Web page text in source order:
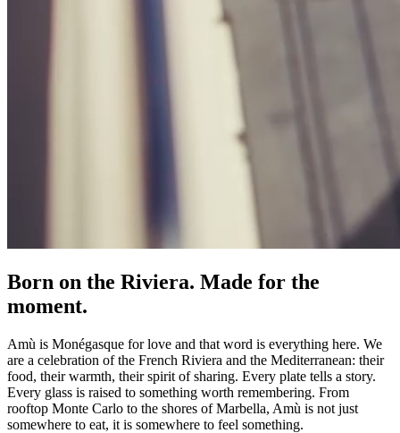
Born on the Riviera. Made for the
moment.​​​​‌ ‍ ​‍​‍‌‍ ‌ ​‍‌‍‍‌‌‍‌ ‌‍‍‌‌‍ ‍​‍​‍​ ‍‍​‍​‍‌ ​ ‌‍​‌‌‍ ‍‌‍‍‌‌ ‌​‌ ‍‌​‍ ‍‌‍‍‌‌‍ ​‍​‍​‍ ​​‍​‍‌‍‍​‌ ​‍‌‍‌‌‌‍‌‍​‍​‍​ ‍‍​‍​‍‌‍‍​‌ ‌​‌ ‌​‌ ​​‌ ​ ​ ‍‍​‍ ​‍ ‌‍ ​​‍ ‌‌‍​‌‌‍ ‍‌‍‌​​‍ ‌‌ ​‍​‍ ‌‌‍‍​‌‍ ‌ ‌​‌‍‌‌‌‍ ​‌ ​ ​‍ ‌‌ ​ ‌ ‌​‌ ‌‌‌‍‌​‌‍‍‌‌‍ ​‍ ‍‌ ‌‍‌‍‌‌‌ ​‍‌‍​ ‌‍‌‌‌‍ ​​‍ ‍‌‍​‌‌ ​​‌ ​​​‍ ‌‍‍‌‌‍ ‍‌ ‌​‌‍‌‌‌‍ ‍‌ ‌​​‍ ‌‍‌‌‌‍‌​‌‍‍‌‌ ‌​​‍ ‌‍ ‌‌‍ ‌‍‌​‌‍‌‌​ ‌‌ ​​‌ ​‍‌‍‌‌‌ ​ ‌‍‌‌‌‍ ‍‌ ‌​‌‍​‌‌ ‌​‌‍‍‌‌‍ ‌‍ ‍​ ‍ ‌‍‍‌‌‍‌​​ ‌‌‍‍​‌‍ ‌ ‌​‌‍‌‌‌‍ ​‌‌​ ‌‍‍‌‌ ‌​‌‍‌‌‌​‍​‌‍ ‌‍ ‌‌‍‌‌‌‌​​‌‍​‌‌‍‌ ‌‍‌‌​‍ ‌‌‍​ ​ ‍​‌‍‌‍‌‍‌​​ ‌ ​ ​​​ ​‌​ ​ ​‍ ‌​ ​‌​ ‌ ​ ​​​ ‌ ​‍ ‌​ ‌​‌‍‌​‌‍‌‌​ ‌‌​‍ ‌‌‍​‌​ ​​‌‍‌‍‌‍​‌​‍ ‌​ ​‌‌‍‌‍​ ‌‌​ ‌‌‌‍​ ​ ​​​ ‌ ​ ​‍‌‍​ ​ ​​​ ‌​‌‍‌‌​ ‍ ‌ ‌​‌ ‍‌‌ ​​‌‍‌‌​ ‌‌‍‍​‌‍ ‌ ‌​‌‍‌‌‌‍ ​‌‌​ ‌‍‍‌‌ ‌​‌‍‌‌‌​‍​‌‍ ‌‍ ‌‌‍‌‌‌‌​​‌‍​‌‌‍‌ ‌‍‌‌​ ‍ ‌ ​​‌‍​‌‌ ‌​‌‍‍​​ ‌‌ ​​‌‍​‌‌‍‌ ‌‍‌‌‌​​‍‌ ‌‌‌‍‍‌‌‍ ​‌‍‌​‌‍‌‌‌ ​‍​‍‌‌​ ‌‌‌​​‍‌‌ ‌‍‍ ‌‍‌‌‌ ‍‌​‍‌‌​ ​ ‌​‌​​‍‌‌​ ​ ‌​‌​​‍‌‌​ ​‍​ ​‍‌‍​‍​ ​ ​ ‌‍‌‍​‌‌‍‌​​ ​‍​ ‌‌​ ​ ​ ​‌‌‍‌‍​ ‌​‌‍​ ​‍‌‌​ ​‍​ ​‍​‍‌‌​ ‌‌‌​‌​​‍ ‍‌‍‍​‌‍‌‌‌‍​‌‌‍‌​‌‍‍‌‌‍ ‍‌‍‌ ​ ‌‍​‍‌‍​‌‌ ​ ‌‍‌‌‌‌‌‌‌ ​‍‌‍ ​​ ‌‌‍‍​‌ ‌​‌ ‌​‌ ​​‌ ​ ​‍‌‌​ ​ ‌​​‌​‍‌‌​ ​‍‌​‌‍​‍‌‌​ ​‍‌​‌‍‌‍ ​​‍ ‌‌‍​‌‌‍ ‍‌‍‌​​‍ ‌‌ ​‍​‍ ‌‌‍‍​‌‍ ‌ ‌​‌‍‌‌‌‍ ​‌ ​ ​‍ ‌‌ ​ ‌ ‌​‌ ‌‌‌‍‌​‌‍‍‌‌‍ ​‍ ‍‌ ‌‍‌‍‌‌‌ ​‍‌‍​ ‌‍‌‌‌‍ ​​‍ ‍‌‍​‌‌ ​​‌ ​​​‍‌‍‌‍‍‌‌‍‌​​ ‌‌‍‍​‌‍ ‌ ‌​‌‍‌‌‌‍ ​‌‌​ ‌‍‍‌‌ ‌​‌‍‌‌‌​‍​‌‍ ‌‍ ‌‌‍‌‌‌‌​​‌‍​‌‌‍‌ ‌‍‌‌​‍ ‌‌‍​ ​ ‍​‌‍‌‍‌‍‌​​ ‌ ​ ​​​ ​‌​ ​ ​‍ ‌​ ​‌​ ‌ ​ ​​​ ‌ ​‍ ‌​ ‌​‌‍‌​‌‍‌‌​ ‌‌​‍ ‌‌‍​‌​ ​​‌‍‌‍‌‍​‌​‍ ‌​ ​‌‌‍‌‍​ ‌‌​ ‌‌‌‍​ ​ ​​​ ‌ ​ ​‍‌‍​ ​ ​​​ ‌​‌‍‌‌​‍‌‍‌ ‌​‌ ‍‌‌ ​​‌‍‌‌​ ‌‌‍‍​‌‍ ‌ ‌​‌‍‌‌‌‍ ​‌‌​ ‌‍‍‌‌ ‌​‌‍‌‌‌​‍​‌‍ ‌‍ ‌‌‍‌‌‌‌​​‌‍​‌‌‍‌ ‌‍‌‌​‍‌‍‌ ​​‌‍​‌‌ ‌​‌‍‍​​ ‌‌ ​​‌‍​‌‌‍‌ ‌‍‌‌‌​​‍‌ ‌‌‌‍‍‌‌‍ ​‌‍‌​‌‍‌‌‌ ​‍​‍‌‌​ ‌‌‌​​‍‌‌ ‌‍‍ ‌‍‌‌‌ ‍‌​‍‌‌​ ​ ‌​‌​​‍‌‌​ ​ ‌​‌​​‍‌‌​ ​‍​ ​‍‌‍​‍​ ​ ​ ‌‍‌‍​‌‌‍‌​​ ​‍​ ‌‌​ ​ ​ ​‌‌‍‌‍​ ‌​‌‍​ ​‍‌‌​ ​‍​ ​‍​‍‌‌​ ‌‌‌​‌​​‍ ‍‌‍‍​‌‍‌‌‌‍​‌‌‍‌​‌‍‍‌‌‍ ‍‌‍‌ ​‍‌‍‌ ​​‌‍‌‌‌ ​‍‌ ​ ‌ ​​‌‍‌‌‌‍​ ‌ ‌​‌‍‍‌‌ ‌‍‌‍‌‌​ ‌‌ ​​‌ ‌‌‌‍​‍‌‍ ​‌‍‍‌‌ ​ ‌‍‍​‌‍‌‌‌‍‌​​‍​‍‌ ‌
Amù is Monégasque for love and that word is everything here. We
are a celebration of the French Riviera and the Mediterranean: their
food, their warmth, their spirit of sharing. Every plate tells a story.
Every glass is raised to something worth remembering. From
rooftop Monte Carlo to the shores of Marbella, Amù is not just
somewhere to eat, it is somewhere to feel something.​​​​‌ ‍ ​‍​‍‌‍ ‌ ​‍‌‍‍‌‌‍‌ ‌‍‍‌‌‍ ‍​‍​‍​ ‍‍​‍​‍‌ ​ ‌‍​‌‌‍ ‍‌‍‍‌‌ ‌​‌ ‍‌​‍ ‍‌‍‍‌‌‍ ​‍​‍​‍ ​​‍​‍‌‍‍​‌ ​‍‌‍‌‌‌‍‌‍​‍​‍​ ‍‍​‍​‍‌‍‍​‌ ‌​‌ ‌​‌ ​​‌ ​ ​ ‍‍​‍ ​‍ ‌‍ ​​‍ ‌‌‍​‌‌‍ ‍‌‍‌​​‍ ‌‌ ​‍​‍ ‌‌‍‍​‌‍ ‌ ‌​‌‍‌‌‌‍ ​‌ ​ ​‍ ‌‌ ​ ‌ ‌​‌ ‌‌‌‍‌​‌‍‍‌‌‍ ​‍ ‍‌ ‌‍‌‍‌‌‌ ​‍‌‍​ ‌‍‌‌‌‍ ​​‍ ‍‌‍​‌‌ ​​‌ ​​​‍ ‌‍‍‌‌‍ ‍‌ ‌​‌‍‌‌‌‍ ‍‌ ‌​​‍ ‌‍‌‌‌‍‌​‌‍‍‌‌ ‌​​‍ ‌‍ ‌‌‍ ‌‍‌​‌‍‌‌​ ‌‌ ​​‌ ​‍‌‍‌‌‌ ​ ‌‍‌‌‌‍ ‍‌ ‌​‌‍​‌‌ ‌​‌‍‍‌‌‍ ‌‍ ‍​ ‍ ‌‍‍‌‌‍‌​​ ‌‌‍‍​‌‍ ‌ ‌​‌‍‌‌‌‍ ​‌‌​ ‌‍‍‌‌ ‌​‌‍‌‌‌​‍​‌‍ ‌‍ ‌‌‍‌‌‌‌​​‌‍​‌‌‍‌ ‌‍‌‌​‍ ‌‌‍​ ​ ‍​‌‍‌‍‌‍‌​​ ‌ ​ ​​​ ​‌​ ​ ​‍ ‌​ ​‌​ ‌ ​ ​​​ ‌ ​‍ ‌​ ‌​‌‍‌​‌‍‌‌​ ‌‌​‍ ‌‌‍​‌​ ​​‌‍‌‍‌‍​‌​‍ ‌​ ​‌‌‍‌‍​ ‌‌​ ‌‌‌‍​ ​ ​​​ ‌ ​ ​‍‌‍​ ​ ​​​ ‌​‌‍‌‌​ ‍ ‌ ‌​‌ ‍‌‌ ​​‌‍‌‌​ ‌‌‍‍​‌‍ ‌ ‌​‌‍‌‌‌‍ ​‌‌​ ‌‍‍‌‌ ‌​‌‍‌‌‌​‍​‌‍ ‌‍ ‌‌‍‌‌‌‌​​‌‍​‌‌‍‌ ‌‍‌‌​ ‍ ‌ ​​‌‍​‌‌ ‌​‌‍‍​​ ‌‌ ​​‌‍​‌‌‍‌ ‌‍‌‌‌​​‍‌ ‌‌‌‍‍‌‌‍ ​‌‍‌​‌‍‌‌‌ ​‍​‍‌‌​ ‌‌‌​​‍‌‌ ‌‍‍ ‌‍‌‌‌ ‍‌​‍‌‌​ ​ ‌​‌​​‍‌‌​ ​ ‌​‌​​‍‌‌​ ​‍​ ​‍‌‍​‍​ ​ ​ ‌‍‌‍​‌‌‍‌​​ ​‍​ ‌‌​ ​ ​ ​‌‌‍‌‍​ ‌​‌‍​ ​‍‌‌​ ​‍​ ​‍​‍‌‌​ ‌‌‌​‌​​‍ ‍‌‍​‍‌‍ ‌‍‌​‌ ‍‌​ ‌‍​‍‌‍​‌‌ ​ ‌‍‌‌‌‌‌‌‌ ​‍‌‍ ​​ ‌‌‍‍​‌ ‌​‌ ‌​‌ ​​‌ ​ ​‍‌‌​ ​ ‌​​‌​‍‌‌​ ​‍‌​‌‍​‍‌‌​ ​‍‌​‌‍‌‍ ​​‍ ‌‌‍​‌‌‍ ‍‌‍‌​​‍ ‌‌ ​‍​‍ ‌‌‍‍​‌‍ ‌ ‌​‌‍‌‌‌‍ ​‌ ​ ​‍ ‌‌ ​ ‌ ‌​‌ ‌‌‌‍‌​‌‍‍‌‌‍ ​‍ ‍‌ ‌‍‌‍‌‌‌ ​‍‌‍​ ‌‍‌‌‌‍ ​​‍ ‍‌‍​‌‌ ​​‌ ​​​‍‌‍‌‍‍‌‌‍‌​​ ‌‌‍‍​‌‍ ‌ ‌​‌‍‌‌‌‍ ​‌‌​ ‌‍‍‌‌ ‌​‌‍‌‌‌​‍​‌‍ ‌‍ ‌‌‍‌‌‌‌​​‌‍​‌‌‍‌ ‌‍‌‌​‍ ‌‌‍​ ​ ‍​‌‍‌‍‌‍‌​​ ‌ ​ ​​​ ​‌​ ​ ​‍ ‌​ ​‌​ ‌ ​ ​​​ ‌ ​‍ ‌​ ‌​‌‍‌​‌‍‌‌​ ‌‌​‍ ‌‌‍​‌​ ​​‌‍‌‍‌‍​‌​‍ ‌​ ​‌‌‍‌‍​ ‌‌​ ‌‌‌‍​ ​ ​​​ ‌ ​ ​‍‌‍​ ​ ​​​ ‌​‌‍‌‌​‍‌‍‌ ‌​‌ ‍‌‌ ​​‌‍‌‌​ ‌‌‍‍​‌‍ ‌ ‌​‌‍‌‌‌‍ ​‌‌​ ‌‍‍‌‌ ‌​‌‍‌‌‌​‍​‌‍ ‌‍ ‌‌‍‌‌‌‌​​‌‍​‌‌‍‌ ‌‍‌‌​‍‌‍‌ ​​‌‍​‌‌ ‌​‌‍‍​​ ‌‌ ​​‌‍​‌‌‍‌ ‌‍‌‌‌​​‍‌ ‌‌‌‍‍‌‌‍ ​‌‍‌​‌‍‌‌‌ ​‍​‍‌‌​ ‌‌‌​​‍‌‌ ‌‍‍ ‌‍‌‌‌ ‍‌​‍‌‌​ ​ ‌​‌​​‍‌‌​ ​ ‌​‌​​‍‌‌​ ​‍​ ​‍‌‍​‍​ ​ ​ ‌‍‌‍​‌‌‍‌​​ ​‍​ ‌‌​ ​ ​ ​‌‌‍‌‍​ ‌​‌‍​ ​‍‌‌​ ​‍​ ​‍​‍‌‌​ ‌‌‌​‌​​‍ ‍‌‍​‍‌‍ ‌‍‌​‌ ‍‌​‍‌‍‌ ​​‌‍‌‌‌ ​‍‌ ​ ‌ ​​‌‍‌‌‌‍​ ‌ ‌​‌‍‍‌‌ ‌‍‌‍‌‌​ ‌‌ ​​‌ ‌‌‌‍​‍‌‍ ​‌‍‍‌‌ ​ ‌‍‍​‌‍‌‌‌‍‌​​‍​‍‌ ‌